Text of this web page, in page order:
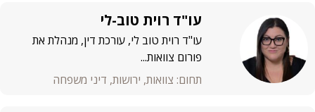
עו"ד רוית טוב-לי
עו"ד רוית טוב לי, עורכת דין, מנהלת את
פורום צוואות...
תחום: צוואות, ירושות, דיני משפחה